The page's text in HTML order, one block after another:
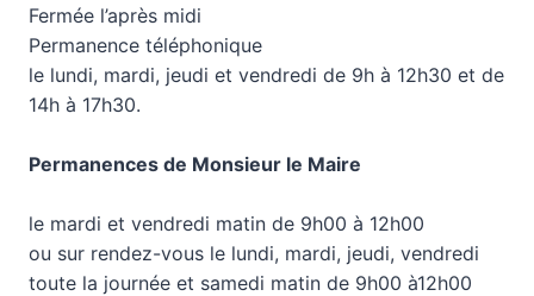
Fermée l’après midi
Permanence téléphonique
le lundi, mardi, jeudi et vendredi de 9h à 12h30 et de
14h à 17h30.
Permanences de Monsieur le Maire
le mardi et vendredi matin de 9h00 à 12h00
ou sur rendez-vous le lundi, mardi, jeudi, vendredi
toute la journée et samedi matin de 9h00 à12h00